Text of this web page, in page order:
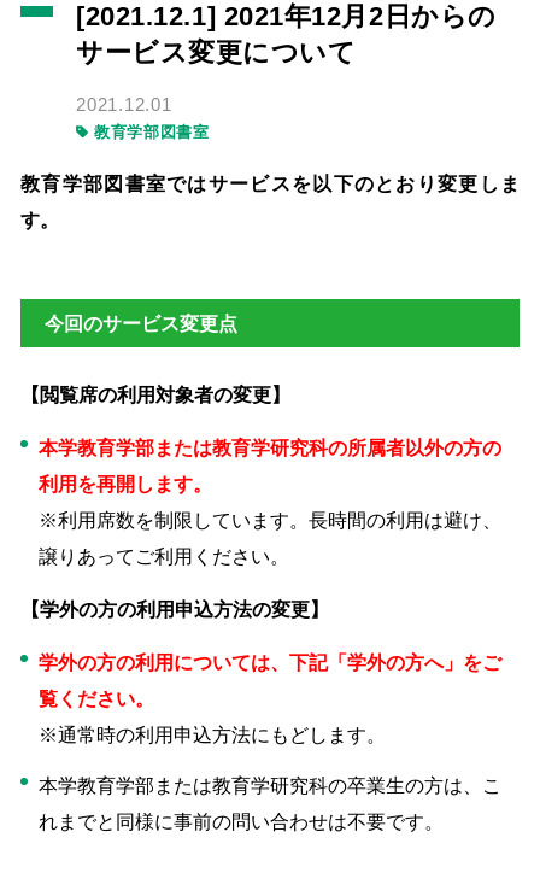
[2021.12.1] 2021年12月2日からの
サービス変更について
2021.12.01
教育学部図書室
教育学部図書室ではサービスを以下のとおり変更しま
す。
今回のサービス変更点
【閲覧席の利用対象者の変更】
本学教育学部または教育学研究科の所属者以外の方の
利用を再開します。
※利用席数を制限しています。長時間の利用は避け、
譲りあってご利用ください。
【学外の方の利用申込方法の変更】
学外の方の利用については、下記「学外の方へ」をご
覧ください。
※通常時の利用申込方法にもどします。
本学教育学部または教育学研究科の卒業生の方は、こ
れまでと同様に事前の問い合わせは不要です。